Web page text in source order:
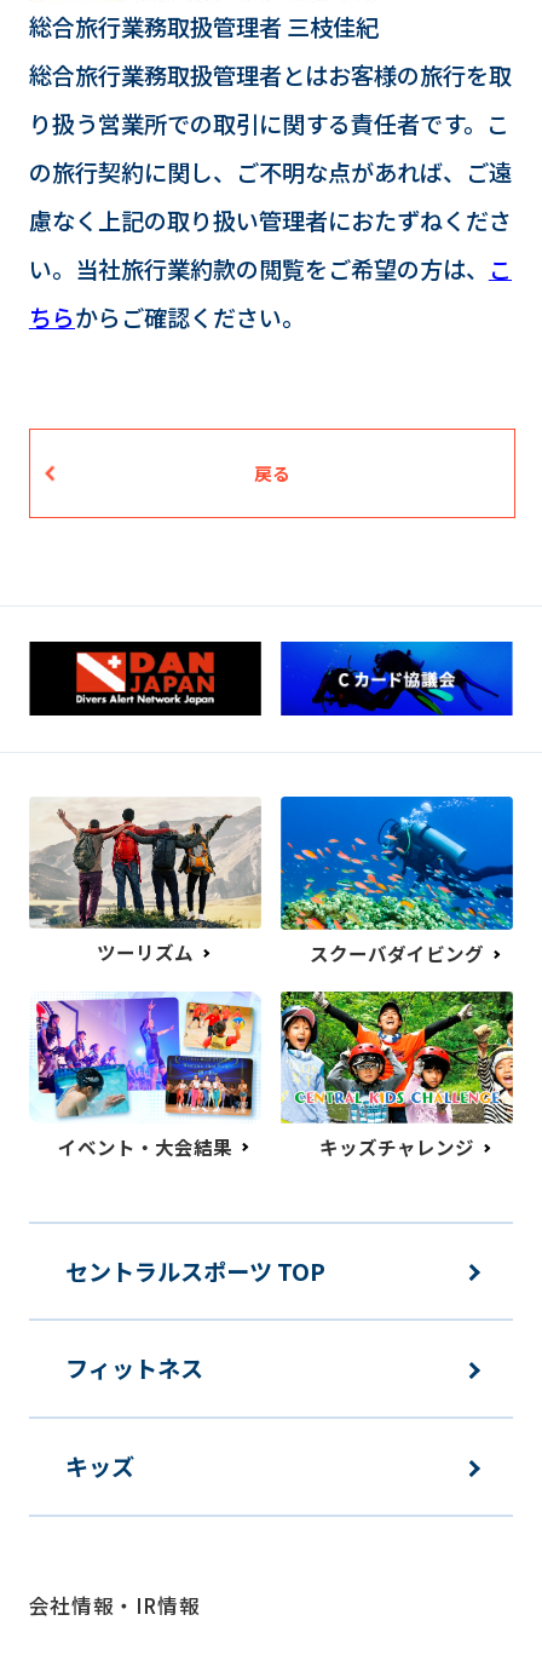
総合旅行業務取扱管理者 三枝佳紀
総合旅行業務取扱管理者とはお客様の旅行を取
り扱う営業所での取引に関する責任者です。こ
の旅行契約に関し、ご不明な点があれば、ご遠
慮なく上記の取り扱い管理者におたずねくださ
い。当社旅行業約款の閲覧をご希望の方は、 こ
ちらからご確認ください。
戻る
ツーリズム スクーバダイビング
イベント・大会結果 キッズチャレンジ
セントラルスポーツ TOP
フィットネス
キッズ
会社情報・IR情報